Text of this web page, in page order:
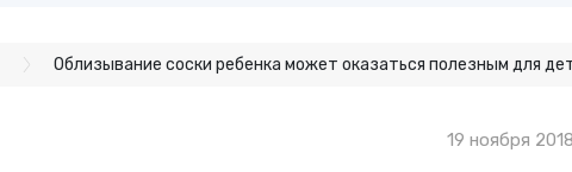
Облизывание соски ребенка может оказаться полезным для
19 ноября